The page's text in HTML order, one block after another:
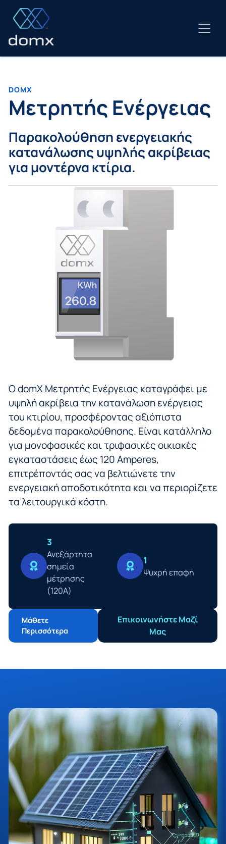
Μετάβαση
περιεχόμενο
DOMX
Μετρητής Ενέργειας
Παρακολούθηση ενεργειακής
κατανάλωσης υψηλής ακρίβειας
για μοντέρνα κτίρια.
O domX Μετρητής Ενέργειας καταγράφει με
υψηλή ακρίβεια την κατανάλωση ενέργειας
του κτιρίου, προσφέροντας αξιόπιστα
δεδομένα παρακολούθησης. Είναι κατάλληλο
για μονοφασικές και τριφασικές οικιακές
εγκαταστάσεις έως 120 Amperes,
επιτρέποντάς σας να βελτιώνετε την
ενεργειακή αποδοτικότητα και να περιορίζετε
τα λειτουργικά κόστη.
3
Ανεξάρτητα
σημεία
μέτρησης
(120Α)
1
Ψυχρή επαφή
Μάθετε
Περισσότερα
Επικοινωνήστε Μαζί
Μας